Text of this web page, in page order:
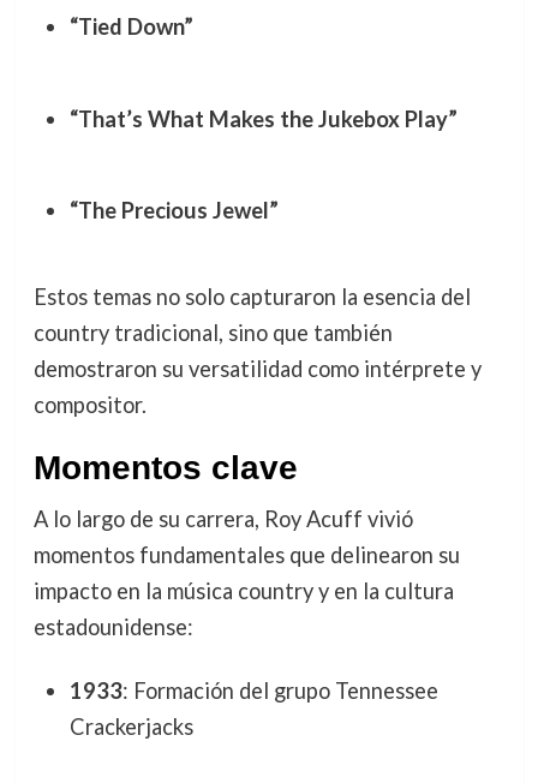
“Tied Down”
“That’s What Makes the Jukebox Play”
“The Precious Jewel”
Estos temas no solo capturaron la esencia del
country tradicional, sino que también
demostraron su versatilidad como intérprete y
compositor.
Momentos clave
A lo largo de su carrera, Roy Acuff vivió
momentos fundamentales que delinearon su
impacto en la música country y en la cultura
estadounidense:
1933: Formación del grupo Tennessee
Crackerjacks